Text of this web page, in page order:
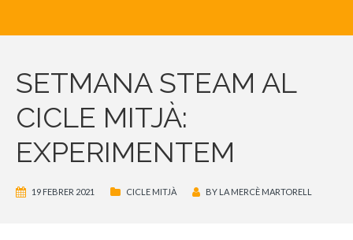
SETMANA STEAM AL
CICLE MITJÀ:
EXPERIMENTEM
19 FEBRER 2021 CICLE MITJÀ BY LA MERCÈ MARTORELL